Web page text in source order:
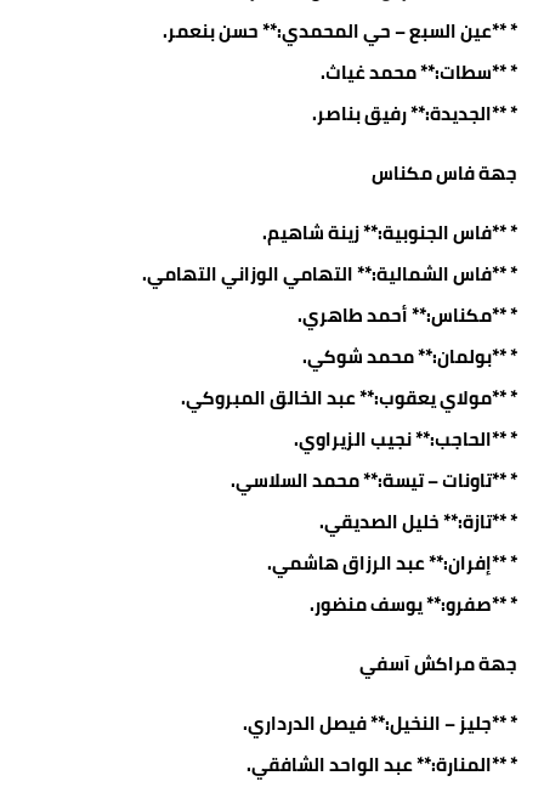
* **عين السبع – حي المحمدي:** حسن بنعمر.
* **سطات:** محمد غياث.
* **الجديدة:** رفيق بناصر.
جهة فاس مكناس
* **فاس الجنوبية:** زينة شاهيم.
* **فاس الشمالية:** التهامي الوزاني التهامي.
* **مكناس:** أحمد طاهري.
* **بولمان:** محمد شوكي.
* **مولاي يعقوب:** عبد الخالق المبروكي.
* **الحاجب:** نجيب الزيراوي.
* **تاونات – تيسة:** محمد السلاسي.
* **تازة:** خليل الصديقي.
* **إفران:** عبد الرزاق هاشمي.
* **صفرو:** يوسف منضور.
جهة مراكش آسفي
* **جليز – النخيل:** فيصل الدرداري.
* **المنارة:** عبد الواحد الشافقي.